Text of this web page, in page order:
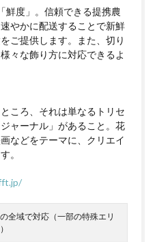
鮮度」。信頼できる提携農
やかに配送することで新鮮
ご提供します。また、切り
々な飾り方に対応できるよ
ころ、それは単なるトリセ
ャーナル」があること。花
などをテーマに、クリエイ
。
全域で対応（一部の特殊エリ